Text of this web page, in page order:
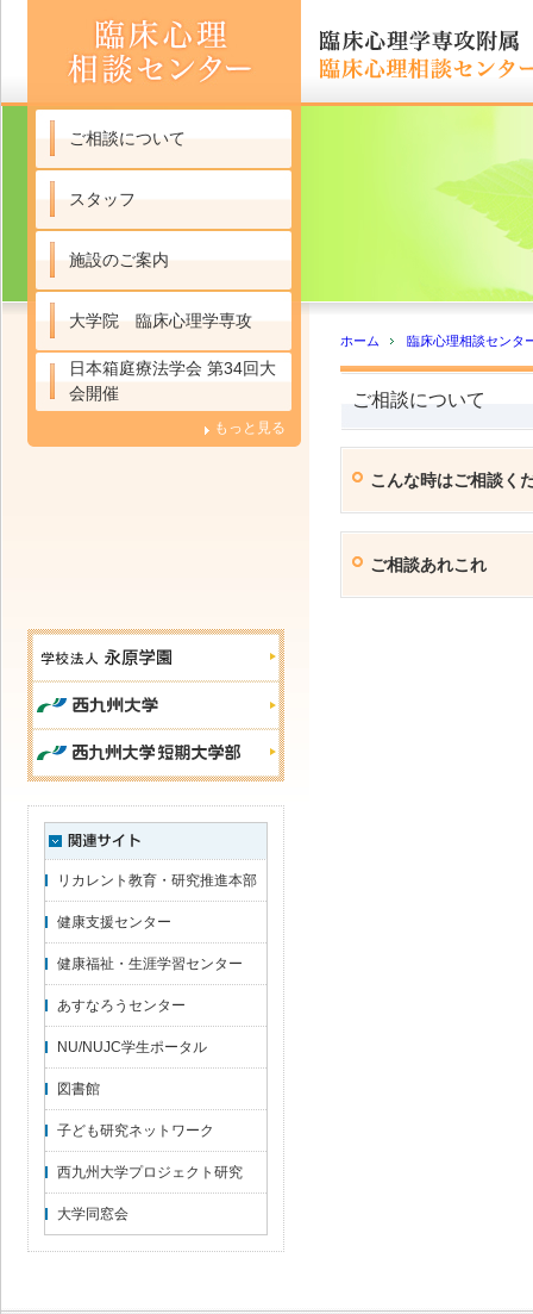
ご相談について
スタッフ
施設のご案内
大学院 臨床心理学専攻
日本箱庭療法学会 第34回大
会開催
もっと見る
リカレント教育・研究推進本部
健康支援センター
健康福祉・生涯学習センター
あすなろうセンター
NU/NUJC学生ポータル
図書館
子ども研究ネットワーク
西九州大学プロジェクト研究
大学同窓会
ホーム 臨床心理相談センタ
ご相談について
こんな時はご相談く
ご相談あれこれ